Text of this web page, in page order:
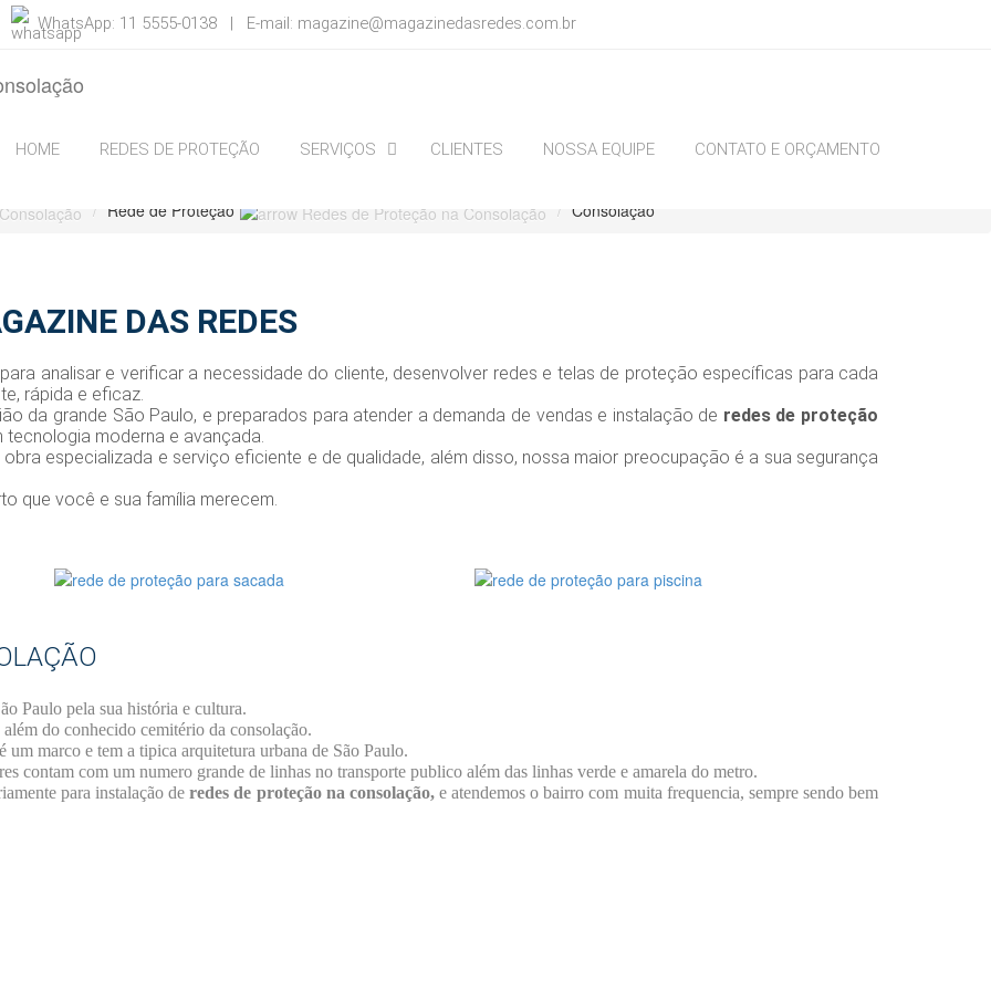
WhatsApp: 11 5555-0138 | E-mail: magazine@magazinedasredes.com.br
HOME REDES DE PROTEÇÃO SERVIÇOS CLIENTES NOSSA EQUIPE CONTATO E ORÇAMENTO
Rede de Proteção Consolação
DAS REDES
analisar e verificar a necessidade do cliente, desenvolver redes e telas de proteção específicas para cada
rápida e eficaz.
da grande São Paulo, e preparados para atender a demanda de vendas e instalação de redes de proteção
moderna e avançada.
especializada e serviço eficiente e de qualidade, além disso, nossa maior preocupação é a sua segurança
que você e sua família merecem.
Paulo pela sua história e cultura.
do conhecido cemitério da consolação.
marco e tem a tipica arquitetura urbana de São Paulo.
contam com um numero grande de linhas no transporte publico além das linhas verde e amarela do metro.
para instalação deredes de proteção na consolação, e atendemos o bairro com muita frequencia, sempre sendo bem